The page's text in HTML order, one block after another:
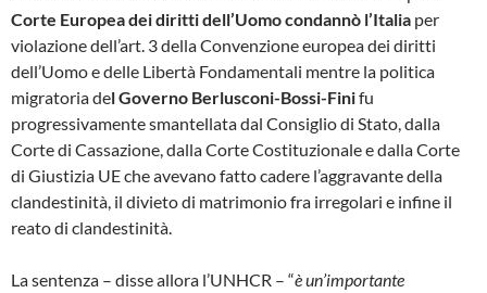
Corte Europea dei diritti dell’Uomo condannò l’Italia per
violazione dell’art. 3 della Convenzione europea dei diritti
dell’Uomo e delle Libertà Fondamentali mentre la politica
migratoria del Governo Berlusconi-Bossi-Finifu
progressivamente smantellata dal Consiglio di Stato, dalla
Corte di Cassazione, dalla Corte Costituzionale e dalla Corte
di Giustizia UE che avevano fatto cadere l’aggravante della
clandestinità, il divieto di matrimonio fra irregolari e infine il
reato di clandestinità.
La sentenza – disse allora l’UNHCR – “è un’importante